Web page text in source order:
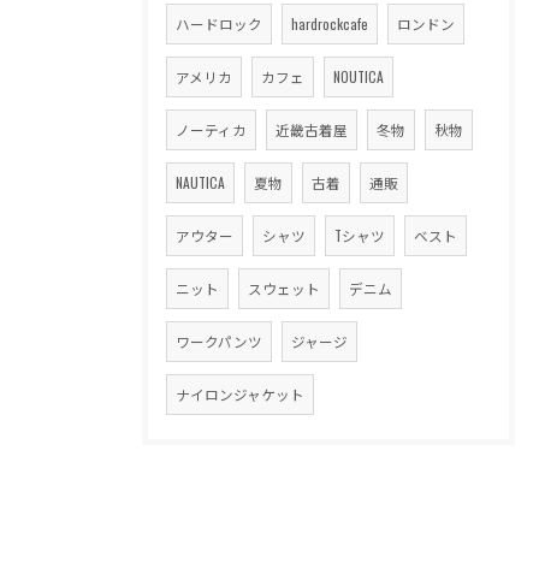
ハードロック hardrockcafe ロンドン
アメリカ カフェ NOUTICA
ノーティカ 近畿古着屋 冬物 秋物
NAUTICA 夏物 古着 通販
アウター シャツ Tシャツ ベスト
ニット スウェット デニム
ワークパンツ ジャージ
ナイロンジャケット